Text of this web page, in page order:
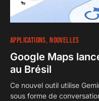
APPLICATIONS NOUVELLES
Google Maps
au Brésil
Ce nouvel outil utilise
sous forme de